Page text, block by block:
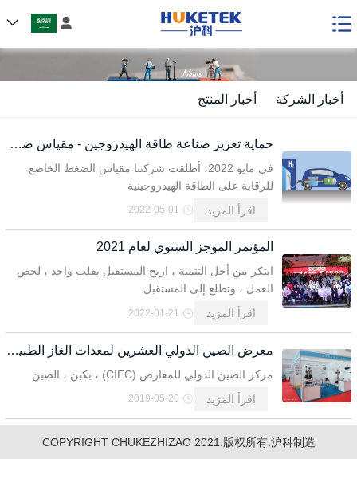

أخبار الشركة أخبار المنتج
ح
م
ا
ي
ة
ت
ع
ز
ي
ز
ص
ن
ا
ع
ة
ط
ا
ق
ة
ا
ل
ه
ي
د
ر
و
ج
ي
ن
-
م
ق
ي
ا
س
ض
غ
ط
ا
س
ت
ش
ع
ا
ط
ا
ة
ل
ه
ي
د
ر
و
ج
ي
حماية تعزيز صناعة طاقة الهيدروجين - مقياس ضغط استشعار طاقة الهيدروجين
في مايو 2022، أطلقت شركتنا مقياس الضغط الخاضع
للرقابة على الطاقة الهيدروجينية
اقرأ المزيد
2022-05-01
ا
ل
م
ؤ
ت
م
ر ا
ل
م
و
ج
ز ا
ل
س
ن
و
ي
ل
ع
ا
م
2
0
2
1
المؤتمر الموجز السنوي لعام 2021
ابتكر من أجل التنمية ، اربح المستقبل بقلب واحد ، لخص
العمل ، وتطلع إلى المستقبل
اقرأ المزيد
2022-01-21
م
ع
ر
ض
ا
ل
ص
ي
ن
ا
ل
د
و
ل
ي ا
ل
ع
ش
ر
ي
ن ل
م
ع
د
ا
ت
ل
غ
ا
ز
ل
ط
ب
ي
ع
ا
ل
س
ف
ن
م
ح
ط
ت
ل
غ
ا
ز
ي
ا
م
2
0
1
معرض الصين الدولي العشرين لمعدات الغاز الطبيعي والسفن ومحطات الغاز في عام 2019
مركز الصين الدولي للمعارض (CIEC) ، بكين ، الصين
اقرأ المزيد
2019-05-20
COPYRIGHT CHUKEZHIZAO 2021.版权所有:沪科制造